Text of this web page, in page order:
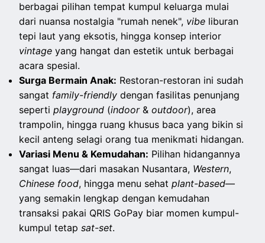
berbagai pilihan tempat kumpul keluarga mulai
dari nuansa nostalgia "rumah nenek", vibe liburan
tepi laut yang eksotis, hingga konsep interior
vintage yang hangat dan estetik untuk berbagai
acara spesial.
Surga Bermain Anak: Restoran-restoran ini sudah
sangat family-friendly dengan fasilitas penunjang
sepertiplayground (indoor&outdoor), area
trampolin, hingga ruang khusus baca yang bikin si
kecil anteng selagi orang tua menikmati hidangan.
Variasi Menu & Kemudahan: Pilihan hidangannya
sangat luas—dari masakan Nusantara, Western,
Chinese food, hingga menu sehatplant-based—
yang semakin lengkap dengan kemudahan
transaksi pakai QRIS GoPay biar momen kumpul-
kumpul tetapsat-set.